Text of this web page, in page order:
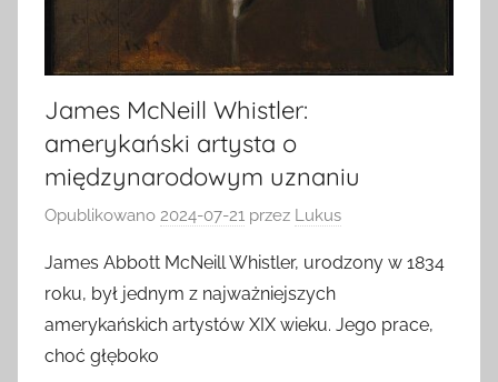
James McNeill Whistler:
amerykański artysta o
międzynarodowym uznaniu
Opublikowano 2024-07-21 przez Lukus
James Abbott McNeill Whistler, urodzony w 1834
roku, był jednym z najważniejszych
amerykańskich artystów XIX wieku. Jego prace,
choć głęboko